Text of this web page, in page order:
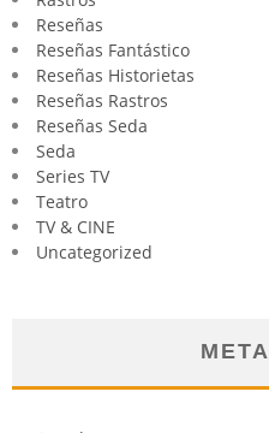
Reseñas
Reseñas Fantástico
Reseñas Historietas
Reseñas Rastros
Reseñas Seda
Seda
Series TV
Teatro
TV & CINE
Uncategorized
META